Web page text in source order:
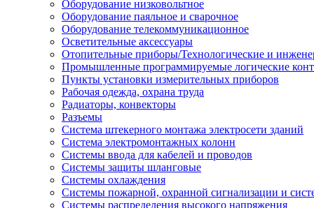
Оборудование низковольтное
Оборудование паяльное и сварочное
Оборудование телекоммуникационное
Осветительные аксессуары
Отопительные приборы/Технологические и
Промышленные программируемые логические
Пункты установки измерительных приборов
Рабочая одежда, охрана труда
Радиаторы, конвекторы
Разъемы
Система штекерного монтажа электросети зданий
Система электромонтажных колонн
Системы ввода для кабелей и проводов
Системы защиты шланговые
Системы охлаждения
Системы пожарной, охранной сигнализации и
Системы распределения высокого напряжения